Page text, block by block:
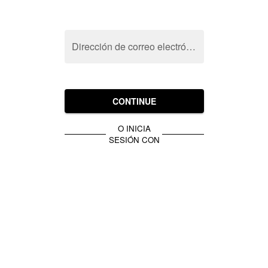
Dirección de correo electrónico
CONTINUE
O INICIA
SESIÓN CON